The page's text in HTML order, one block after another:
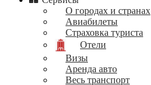
О городах и странах
Авиабилеты
Страховка туриста
Отели
Визы
Аренда авто
Весь транспорт